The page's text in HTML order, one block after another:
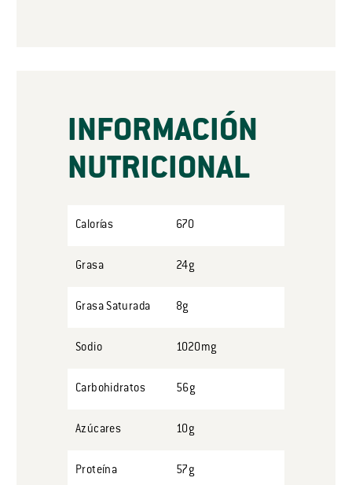
INFORMACIÓN
NUTRICIONAL
Calorías 670
Grasa 24g
Grasa Saturada 8g
Sodio 1020mg
Carbohidratos 56g
Azúcares 10g
Proteína 57g